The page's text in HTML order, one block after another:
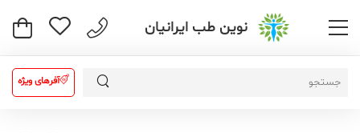
نوین طب ایرانیان
آفرهای ویژه